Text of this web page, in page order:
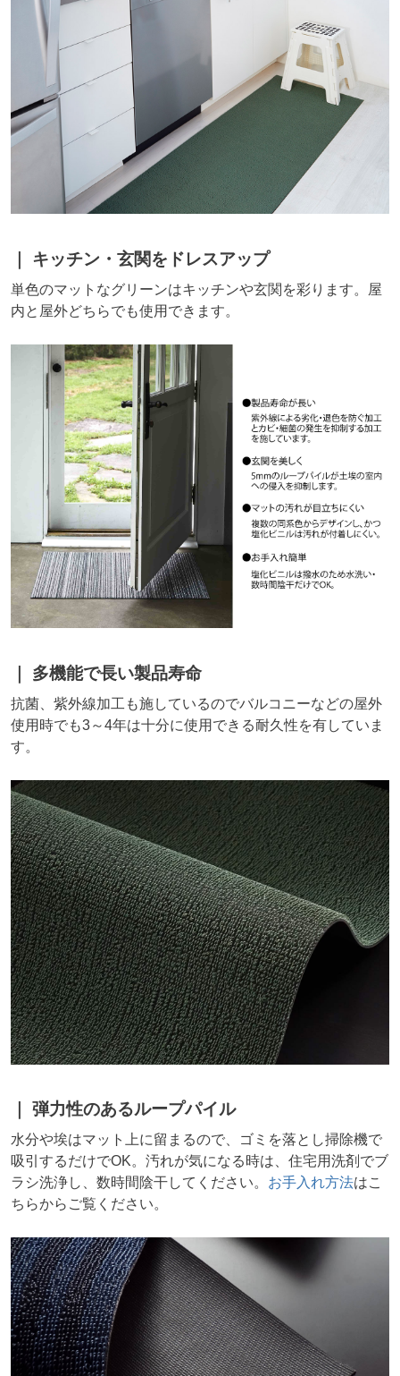
キッチン・玄関をドレスアップ
単色のマットなグリーンはキッチンや玄関を彩ります。屋
内と屋外どちらでも使用できます。
多機能で長い製品寿命
抗菌、紫外線加工も施しているのでバルコニーなどの屋外
使用時でも3～4年は十分に使用できる耐久性を有していま
す。
弾力性のあるループパイル
水分や埃はマット上に留まるので、ゴミを落とし掃除機で
吸引するだけでOK。汚れが気になる時は、住宅用洗剤でブ
ラシ洗浄し、数時間陰干してください。 お手入れ方法はこ
ちらからご覧ください。